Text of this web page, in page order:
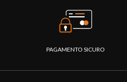
PAGAMENTO SICURO